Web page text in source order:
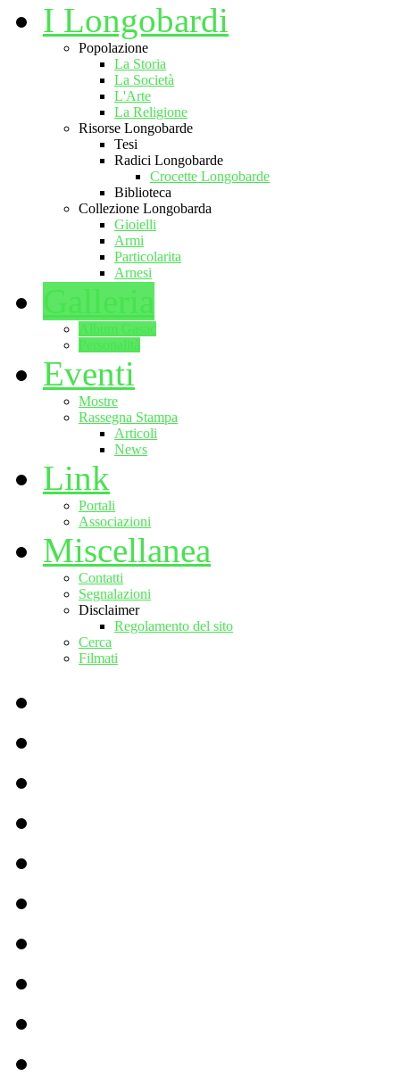
I Longobardi
Popolazione
La Storia
La Società
L'Arte
La Religione
Risorse Longobarde
Tesi
Radici Longobarde
Crocette Longobarde
Biblioteca
Collezione Longobarda
Gioielli
Armi
Particolarita
Arnesi
Eventi
Mostre
Rassegna Stampa
Articoli
News
Link
Portali
Associazioni
Miscellanea
Contatti
Segnalazioni
Disclaimer
Regolamento del sito
Cerca
Filmati